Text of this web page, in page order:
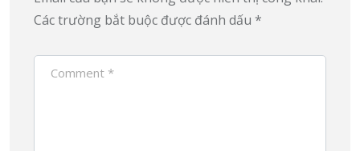
Các trường bắt buộc được đánh dấu *